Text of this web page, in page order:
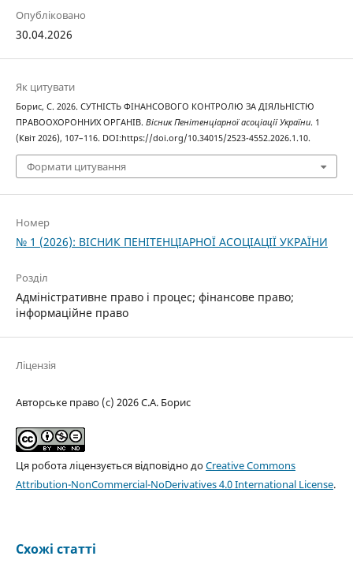
Опубліковано
30.04.2026
Як цитувати
Борис, С. 2026. СУТНІСТЬ ФІНАНСОВОГО КОНТРОЛЮ ЗА ДІЯЛЬНІСТЮ
ПРАВООХОРОННИХ ОРГАНІВ. Вісник Пенітенціарної асоціації України. 1
(Квіт 2026), 107–116. DOI:https://doi.org/10.34015/2523-4552.2026.1.10.
Формати цитування
Номер
№ 1 (2026): ВІСНИК ПЕНІТЕНЦІАРНОЇ АСОЦІАЦІЇ УКРАЇНИ
Розділ
Адміністративне право і процес; фінансове право;
інформаційне право
Ліцензія
Авторське право (c) 2026 С.А. Борис
Ця робота ліцензується відповідно доCreative Commons
Attribution-NonCommercial-NoDerivatives 4.0 International License.
Схожі статті